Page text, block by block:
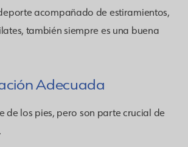
acompañado de estiramientos,
también siempre es una buena
Adecuada
de los pies, pero son parte crucial de